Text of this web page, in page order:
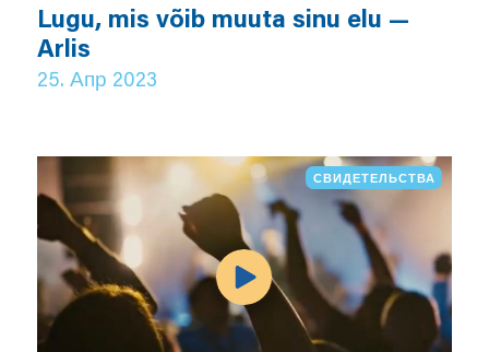
Lugu, mis võib muuta sinu elu —
Arlis
25. Апр 2023
СВИДЕТЕЛЬСТВА